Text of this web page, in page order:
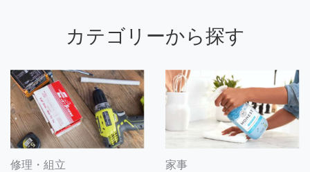
カテゴリーから探す
修理・組立 家事